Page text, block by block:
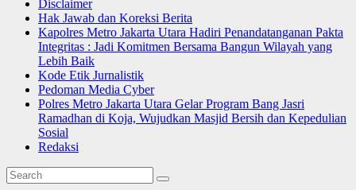
Disclaimer
Hak Jawab dan Koreksi Berita
Kapolres Metro Jakarta Utara Hadiri Penandatanganan Pakta
Integritas : Jadi Komitmen Bersama Bangun Wilayah yang
Lebih Baik
Kode Etik Jurnalistik
Pedoman Media Cyber
Polres Metro Jakarta Utara Gelar Program Bang Jasri
Ramadhan di Koja, Wujudkan Masjid Bersih dan Kepedulian
Sosial
Redaksi